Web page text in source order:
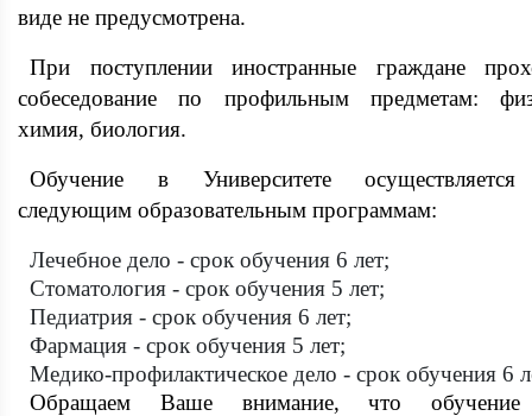
виде не предусмотрена.
При поступлении иностранные граждане
собеседование по профильным предметам:
химия, биология.
Обучение в Университете
следующим образовательным программам:
Лечебное дело - срок обучения 6 лет;
Стоматология - срок обучения 5 лет;
Педиатрия - срок обучения 6 лет;
Фармация - срок обучения 5 лет;
Медико-профилактическое дело - срок обучения 6
Обращаем Ваше внимание, что